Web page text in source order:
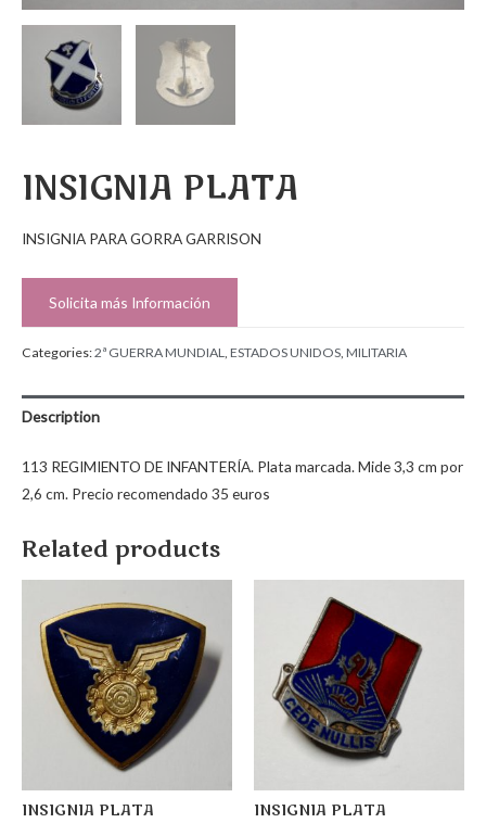
INSIGNIA PLATA
INSIGNIA PARA GORRA GARRISON
Solicita más Información
Categories:2ª GUERRA MUNDIAL ESTADOS UNIDOS MILITARIA
Description
113 REGIMIENTO DE INFANTERÍA. Plata marcada. Mide 3,3 cm por
2,6 cm. Precio recomendado 35 euros
Related products
INSIGNIA PLATA INSIGNIA PLATA